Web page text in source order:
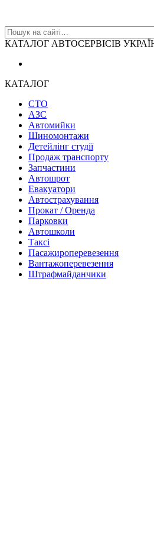
КАТАЛОГ АВТОСЕРВІСІВ
КАТАЛОГ
СТО
АЗС
Автомийки
Шиномонтажи
Детейлінг студії
Продаж транспорту
Запчастини
Автошрот
Евакуатори
Автострахування
Прокат / Оренда
Парковки
Автошколи
Таксі
Пасажироперевезення
Вантажоперевезення
Штрафмайданчики